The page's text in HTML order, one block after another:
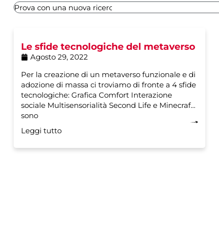
Le sfide tecnologiche del metaverso
Agosto 29, 2022
Per la creazione di un metaverso funzionale e di
adozione di massa ci troviamo di fronte a 4 sfide
tecnologiche: Grafica Comfort Interazione
sociale Multisensorialità Second Life e Minecraft
sono
Leggi tutto